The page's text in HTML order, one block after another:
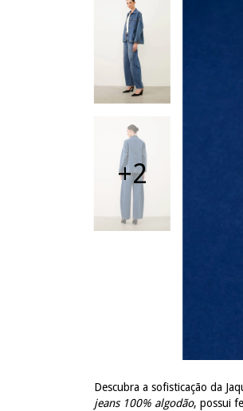
+2
Descubra a sofisticação da
jeans 100% algodão, possui